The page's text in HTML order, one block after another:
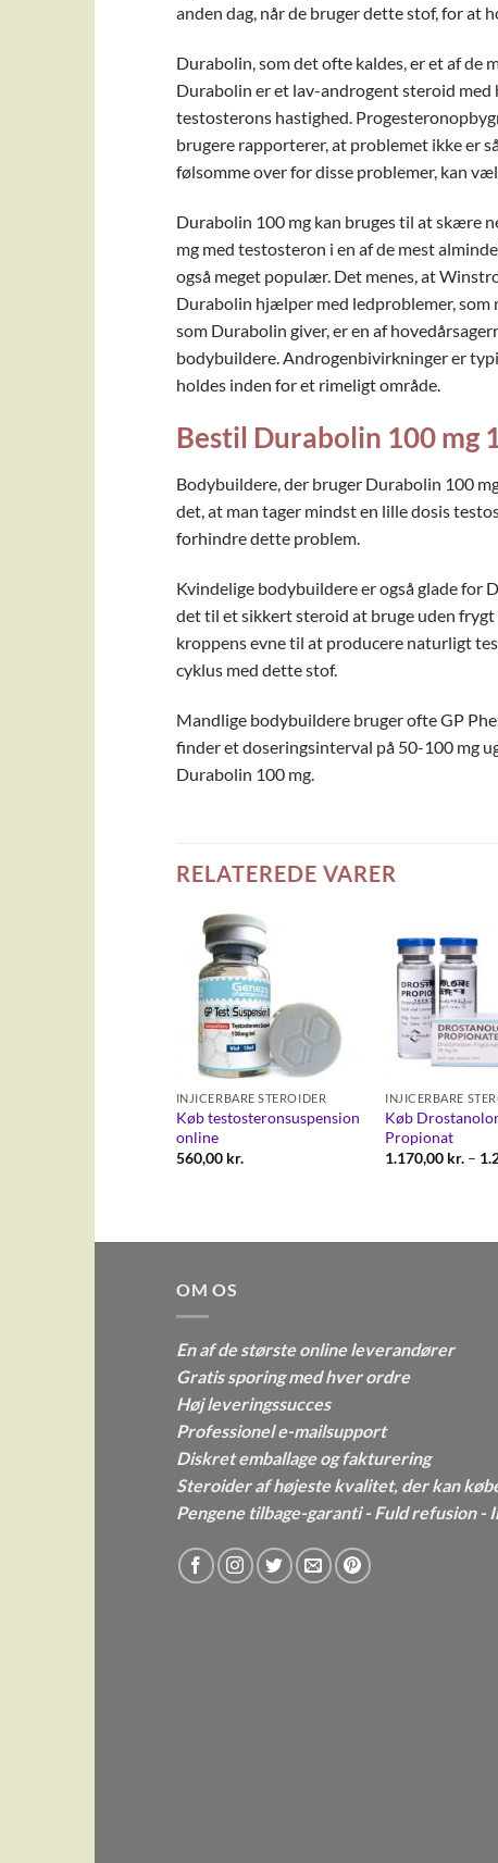
anden dag, når de bruger dette stof, for at
Durabolin, som det ofte kaldes, er et af de
Durabolin er et lav-androgent steroid med
testosterons hastighed.
brugere rapporterer, at problemet ikke er
følsomme over for disse problemer, kan
Durabolin 100 mg kan bruges til at skære
mg med testosteron i en af ​​de mest
også meget populær. Det menes, at
Durabolin hjælper med ledproblemer, som
som Durabolin giver, er en af
bodybuildere. Androgenbivirkninger er
holdes inden for et rimeligt område.
Bestil Durabolin 100 mg
Bodybuildere, der bruger Durabolin 100
det, at man tager mindst en lille dosis
forhindre dette problem.
Kvindelige bodybuildere er også glade for
det til et sikkert steroid at bruge uden
kroppens evne til at producere naturligt
cyklus med dette stof.
Mandlige bodybuildere bruger ofte GP
finder et doseringsinterval på 50-100 mg
Durabolin 100 mg.
RELATEREDE VARER
INJICERBARE STEROIDER
Køb testosteronsuspension
online
560,00 kr.
INJICERBARE
Køb
Propionat
1.170,00 kr. –
OM OS
En af de største online leverandører
Gratis sporing med hver ordre
Høj leveringssucces
Professionel e-mailsupport
Diskret emballage og fakturering
Steroider af højeste kvalitet, der kan
Pengene tilbage-garanti - Fuld refusion